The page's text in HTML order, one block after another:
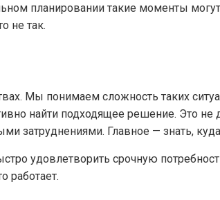
планировании такие моменты могут
не так.
Мы понимаем сложность таких
найти подходящее решение. Это
затруднениями. Главное — знать, куда
удовлетворить срочную
работает.